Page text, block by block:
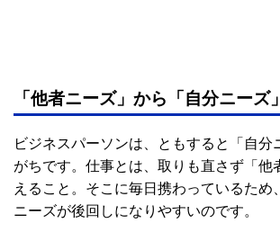
「他者ニーズ」から「自分ニーズ
ビジネスパーソンは、ともすると「自分
がちです。仕事とは、取りも直さず「他
えること。そこに毎日携わっているため
ニーズが後回しになりやすいのです。